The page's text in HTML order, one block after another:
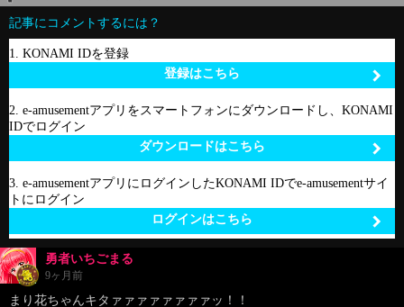
記事にコメントするには？
1. KONAMI IDを登録
登録はこちら
2. e-amusementアプリをスマートフォンにダウンロードし、KONAMI
IDでログイン
ダウンロードはこちら
3. e-amusementアプリにログインしたKONAMI IDでe-amusementサイ
トにログイン
ログインはこちら
勇者いちごまる
9ヶ月前
まり花ちゃんキタァァァァァァァァッ！！